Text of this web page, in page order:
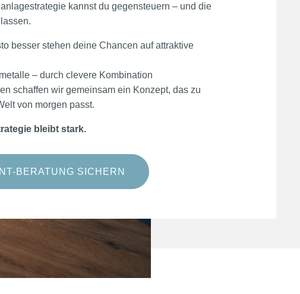
kannst du gegensteuern – und die
besser stehen deine Chancen auf attraktive
– durch clevere Kombination
schaffen wir gemeinsam ein Konzept, das zu
von morgen passt.
bleibt stark.
BERATUNG SICHERN